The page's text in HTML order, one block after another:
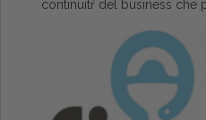
continuitŕ del business che